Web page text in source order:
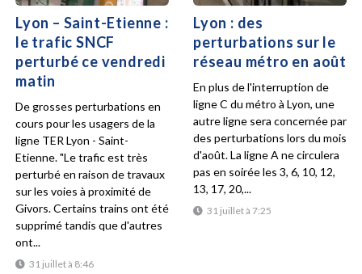
Lyon – Saint-Etienne :
le trafic SNCF
perturbé ce vendredi
matin
31 juillet à 8:46
De grosses perturbations en
cours pour les usagers de la
ligne TER Lyon - Saint-
Etienne. "Le trafic est très
perturbé en raison de travaux
sur les voies à proximité de
Givors. Certains trains ont été
supprimé tandis que d'autres
ont...
Lyon : des
perturbations sur le
réseau métro en août
31 juillet à 7:25
En plus de l'interruption de
ligne C du métro à Lyon, une
autre ligne sera concernée par
des perturbations lors du mois
d'août. La ligne A ne circulera
pas en soirée les 3, 6, 10, 12,
13, 17, 20,...